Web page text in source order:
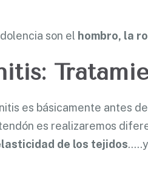
son el hombro, la
es básicamente antes
es realizaremos
de los tejidos